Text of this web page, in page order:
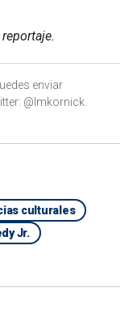
enviar
@lmkornick.
culturales
Jr.